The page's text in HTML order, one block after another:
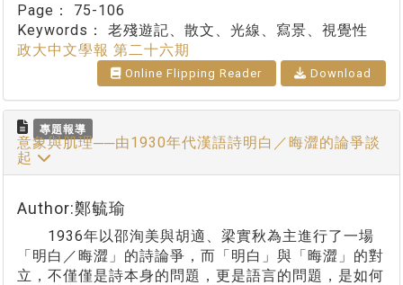
Page： 75-106
Keywords： 老殘遊記、散文、光線、寫景、視覺性
政大中文學報 第二十六期
Online Flipping Reader Download
專題報導
意象與肌理──由1930年代漢語詩明白／晦澀的論爭談
起
Author:鄭毓瑜
1936年以邵洵美與胡適、梁實秋為主進行了一場
「明白／晦澀」的詩論爭，而「明白」與「晦澀」的對
立，不僅僅是詩本身的問題，更是語言的問題，是如何